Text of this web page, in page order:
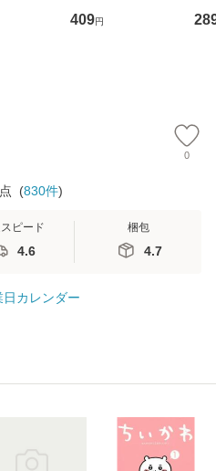
コード
ル便送
その正しい理解と
克服法 (SB新書 57
409円
のが
0
点 (830件)
ピード
4.6
梱包
4.7
日カレンダー